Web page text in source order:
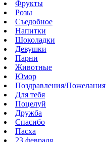
Фрукты
Розы
Съедобное
Напитки
Шоколадки
Девушки
Парни
Животные
Юмор
Поздравления/Пожелания
Для тебя
Поцелуй
Дружба
Спасибо
Пасха
23 февраля